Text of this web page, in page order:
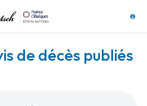
de décès publiés